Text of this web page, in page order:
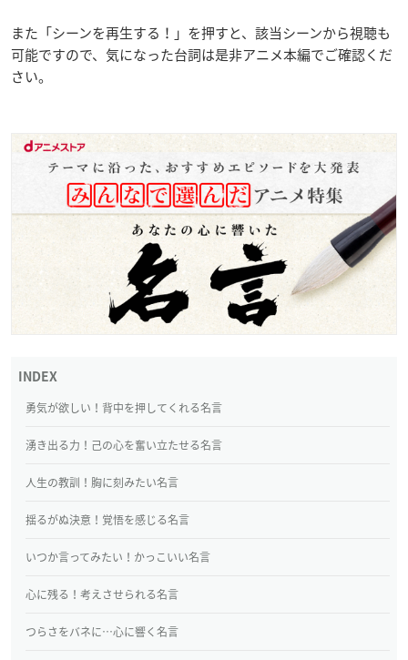
また「シーンを再生する！」を押すと、該当シーンから視聴も
可能ですので、気になった台詞は是非アニメ本編でご確認くだ
さい。
勇気が欲しい！背中を押してくれる名言
湧き出る力！己の心を奮い立たせる名言
人生の教訓！胸に刻みたい名言
揺るがぬ決意！覚悟を感じる名言
いつか言ってみたい！かっこいい名言
心に残る！考えさせられる名言
つらさをバネに…心に響く名言